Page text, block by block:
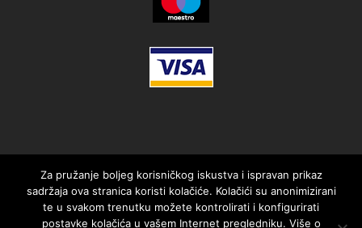
Za pružanje boljeg korisničkog iskustva i ispravan prikaz
sadržaja ova stranica koristi kolačiće. Kolačići su anonimizirani
te u svakom trenutku možete kontrolirati i konfigurirati
postavke kolačića u vašem Internet pregledniku. Više o